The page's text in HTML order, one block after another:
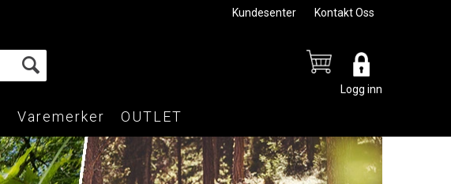
Kundesenter Kontakt Oss
Logg inn
Varemerker OUTLET